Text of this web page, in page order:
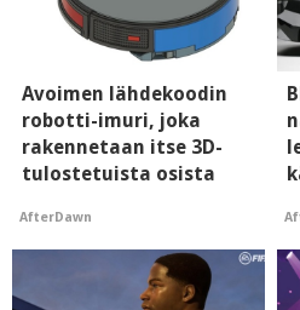
Avoimen lähdekoodin
robotti-imuri, joka
rakennetaan itse 3D-
tulostetuista osista
AfterDawn